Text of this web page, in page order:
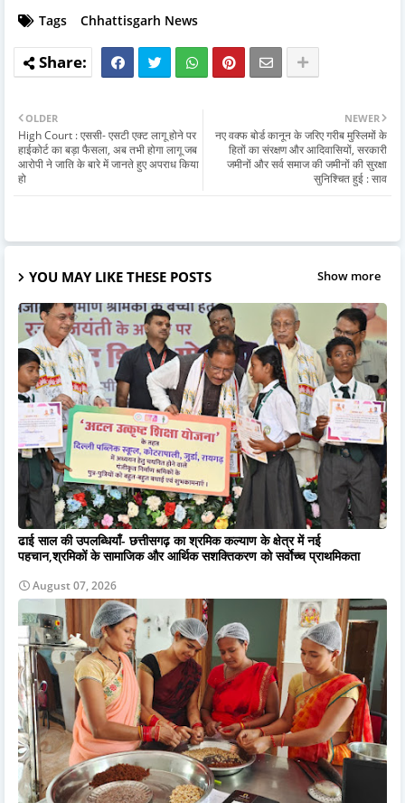
Tags Chhattisgarh News
NEWER
नए वक्फ बोर्ड कानून के जरिए गरीब मुस्लिमों के
हितों का संरक्षण और आदिवासियों, सरकारी
जमीनों और सर्व समाज की जमीनों की सुरक्षा
सुनिश्चित हुई : साव
OLDER
High Court : एससी- एसटी एक्ट लागू होने पर
हाईकोर्ट का बड़ा फैसला, अब तभी होगा लागू जब
आरोपी ने जाति के बारे में जानते हुए अपराध किया
हो
YOU MAY LIKE THESE POSTS Show more
ढाई साल की उपलब्धियाँ- छत्तीसगढ़ का श्रमिक कल्याण के क्षेत्र में नई
पहचान,श्रमिकों के सामाजिक और आर्थिक सशक्तिकरण को सर्वाेच्च प्राथमिकता
August 07, 2026